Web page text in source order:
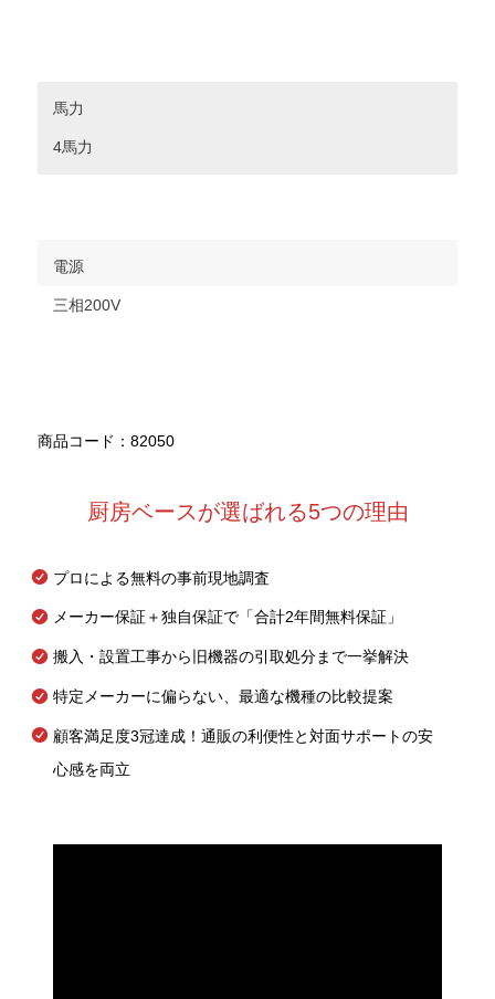
馬力
4馬力
電源
三相200V
商品コード：82050
厨房ベースが選ばれる5つの理由
プロによる無料の事前現地調査
メーカー保証＋独自保証で「合計2年間無料保証」
搬入・設置工事から旧機器の引取処分まで一挙解決
特定メーカーに偏らない、最適な機種の比較提案
顧客満足度3冠達成！通販の利便性と対面サポートの安
心感を両立